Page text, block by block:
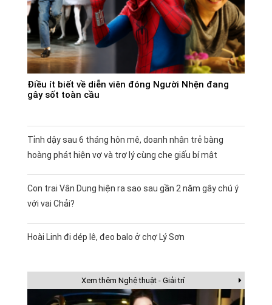
Điều ít biết về diễn viên đóng Người Nhện đang
gây sốt toàn cầu
Tỉnh dậy sau 6 tháng hôn mê, doanh nhân trẻ bàng
hoàng phát hiện vợ và trợ lý cùng che giấu bí mật
Con trai Vân Dung hiện ra sao sau gần 2 năm gây chú ý
với vai Chải?
Hoài Linh đi dép lê, đeo balo ở chợ Lý Sơn
Xem thêm Nghệ thuật - Giải trí